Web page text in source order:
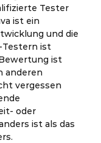
Tester
ist ein
und die
Testern ist
ist
anderen
vergessen
oder
ist als das